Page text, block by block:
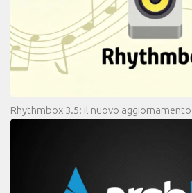
Rhythmbox 3.5: il nuovo